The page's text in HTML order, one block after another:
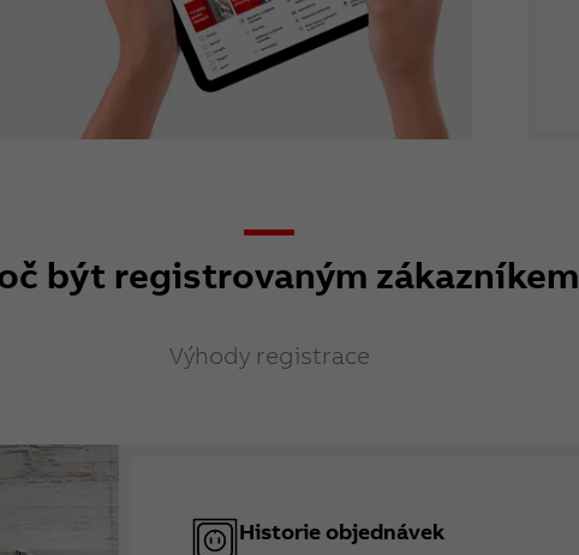
být registrovaným zákazníkem
Výhody registrace
Historie objednávek